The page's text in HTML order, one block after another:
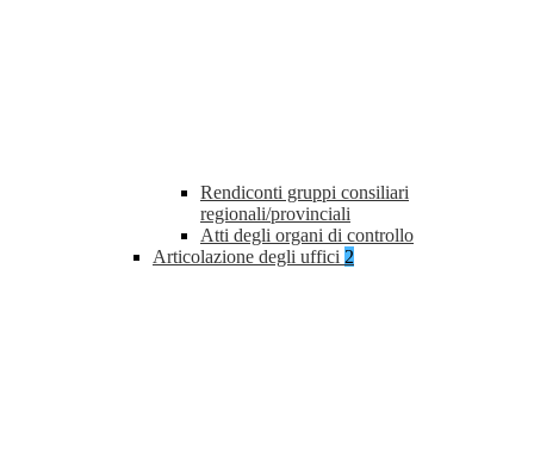
Rendiconti gruppi consiliari
regionali/provinciali
Atti degli organi di controllo
Articolazione degli uffici 2